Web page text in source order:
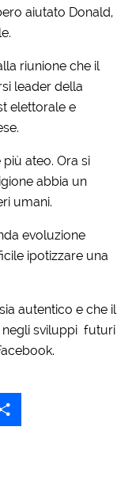
aiutato Donald,
riunione che il
leader della
elettorale e
ateo. Ora si
abbia un
umani.
evoluzione
ipotizzare una
autentico e che il
negli sviluppi futuri